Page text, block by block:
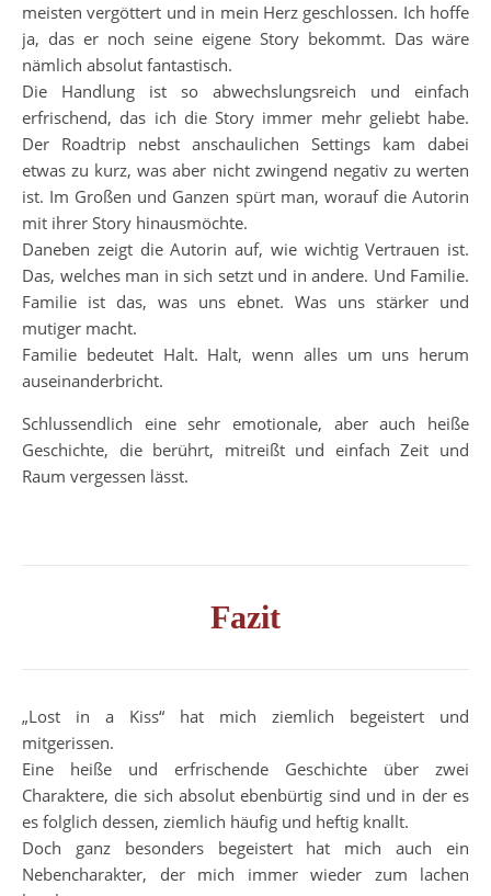
meisten vergöttert und in mein Herz geschlossen. Ich hoffe
ja, das er noch seine eigene Story bekommt. Das wäre
nämlich absolut fantastisch.
Die Handlung ist so abwechslungsreich und einfach
erfrischend, das ich die Story immer mehr geliebt habe.
Der Roadtrip nebst anschaulichen Settings kam dabei
etwas zu kurz, was aber nicht zwingend negativ zu werten
ist. Im Großen und Ganzen spürt man, worauf die Autorin
mit ihrer Story hinausmöchte.
Daneben zeigt die Autorin auf, wie wichtig Vertrauen ist.
Das, welches man in sich setzt und in andere. Und Familie.
Familie ist das, was uns ebnet. Was uns stärker und
mutiger macht.
Familie bedeutet Halt. Halt, wenn alles um uns herum
auseinanderbricht.
Schlussendlich eine sehr emotionale, aber auch heiße
Geschichte, die berührt, mitreißt und einfach Zeit und
Raum vergessen lässt.
Fazit
„Lost in a Kiss“ hat mich ziemlich begeistert und
mitgerissen.
Eine heiße und erfrischende Geschichte über zwei
Charaktere, die sich absolut ebenbürtig sind und in der es
es folglich dessen, ziemlich häufig und heftig knallt.
Doch ganz besonders begeistert hat mich auch ein
Nebencharakter, der mich immer wieder zum lachen